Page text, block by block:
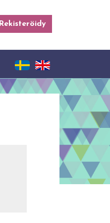
Rekisteröidy